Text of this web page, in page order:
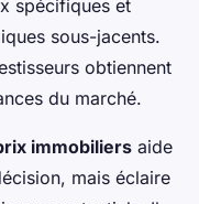
spécifiques et
sous-jacents.
obtiennent
du marché.
immobiliers aide
mais éclaire